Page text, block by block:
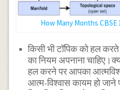
How Many Months CBSE
किसी भी टॉपिक को हल
का नियम अपनाना
हल करने पर आपका
आत्म-विश्वास कायम हो